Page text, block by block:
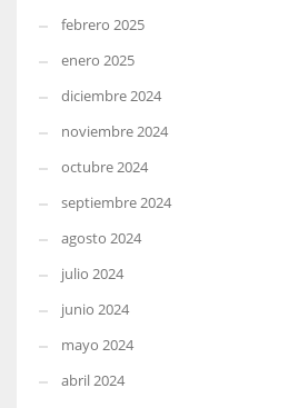
febrero 2025
enero 2025
diciembre 2024
noviembre 2024
octubre 2024
septiembre 2024
agosto 2024
julio 2024
junio 2024
mayo 2024
abril 2024